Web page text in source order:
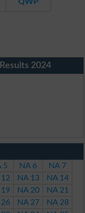
2024
5 NA 6
NA 7
12 NA 13
NA 14
19 NA 20
NA 21
26 NA 27
NA 28